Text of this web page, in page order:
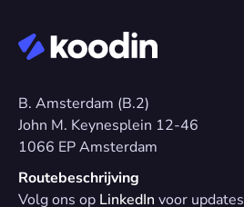
B. Amsterdam (B.2)
John M. Keynesplein 12-46
1066 EP Amsterdam
Routebeschrijving
Volg ons op LinkedIn voor updates